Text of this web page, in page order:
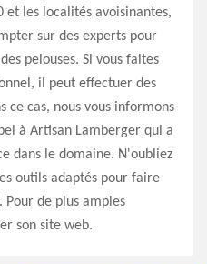
et les localités avoisinantes,
sur des experts pour
pelouses. Si vous faites
il peut effectuer des
ce cas, nous vous informons
à Artisan Lamberger qui a
dans le domaine. N'oubliez
outils adaptés pour faire
Pour de plus amples
son site web.